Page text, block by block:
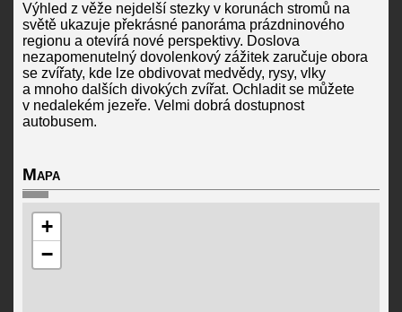
Výhled z věže nejdelší stezky v korunách stromů na
světě ukazuje překrásné panoráma prázdninového
regionu a otevírá nové perspektivy. Doslova
nezapomenutelný dovolenkový zážitek zaručuje obora
se zvířaty, kde lze obdivovat medvědy, rysy, vlky
a mnoho dalších divokých zvířat. Ochladit se můžete
v nedalekém jezeře. Velmi dobrá dostupnost
autobusem.
Mapa